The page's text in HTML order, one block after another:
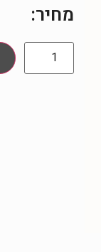
מחיר: